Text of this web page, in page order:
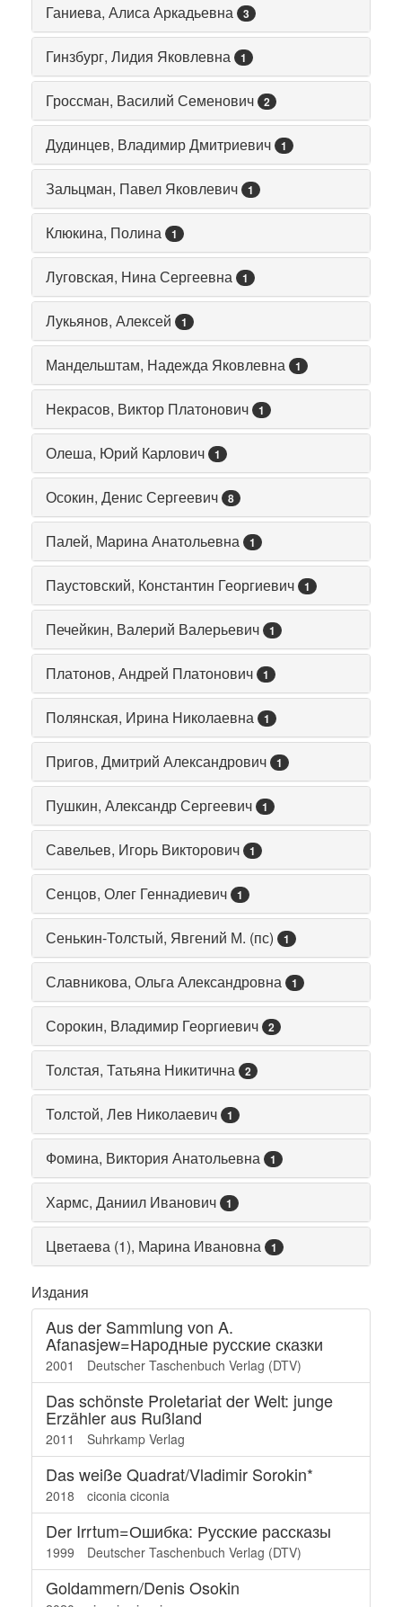
Ганиева, Алиса Аркадьевна 3
Гинзбург, Лидия Яковлевна 1
Гроссман, Василий Семенович 2
Дудинцев, Владимир Дмитриевич 1
Зальцман, Павел Яковлевич 1
Клюкина, Полина 1
Луговская, Нина Сергеевна 1
Лукьянов, Алексей 1
Мандельштам, Надежда Яковлевна 1
Некрасов, Виктор Платонович 1
Олеша, Юрий Карлович 1
Осокин, Денис Сергеевич 8
Палей, Марина Анатольевна 1
Паустовский, Константин Георгиевич 1
Печейкин, Валерий Валерьевич 1
Платонов, Андрей Платонович 1
Полянская, Ирина Николаевна 1
Пригов, Дмитрий Александрович 1
Пушкин, Александр Сергеевич 1
Савельев, Игорь Викторович 1
Сенцов, Олег Геннадиевич 1
Сенькин-Толстый, Явгений М. (пс) 1
Славникова, Ольга Александровна 1
Сорокин, Владимир Георгиевич 2
Толстая, Татьяна Никитична 2
Толстой, Лев Николаевич 1
Фомина, Виктория Анатольевна 1
Хармс, Даниил Иванович 1
Цветаева (1), Марина Ивановна 1
Издания
Aus der Sammlung von A.
Afanasjew=Народные русские сказки
2001 Deutscher Taschenbuch Verlag (DTV)
Das schönste Proletariat der Welt: junge
Erzähler aus Rußland
2011 Suhrkamp Verlag
Das weiße Quadrat/Vladimir Sorokin*
2018 ciconia ciconia
Der Irrtum=Ошибка: Русские рассказы
1999 Deutscher Taschenbuch Verlag (DTV)
Goldammern/Denis Osokin